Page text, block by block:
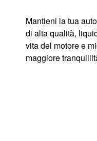
Mantieni la tua
di alta qualità,
vita del motore e
maggiore